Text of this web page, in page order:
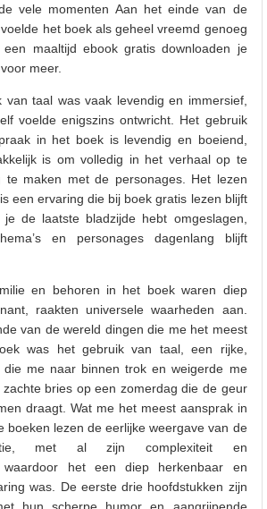
vele momenten Aan het einde van de
het boek als geheel vreemd genoeg
een maaltijd ebook gratis downloaden je
meer.
van taal was vaak levendig en immersief,
voelde enigszins ontwricht. Het gebruik
in het boek is levendig en boeiend,
is om volledig in het verhaal op te
te maken met de personages. Het lezen
een ervaring die bij boek gratis lezen blijft
de laatste bladzijde hebt omgeslagen,
en personages dagenlang blijft
en behoren in het boek waren diep
raakten universele waarheden aan.
van de wereld dingen die me het meest
was het gebruik van taal, een rijke,
die me naar binnen trok en weigerde me
bries op een zomerdag die de geur
draagt. Wat me het meest aansprak in
boeken lezen de eerlijke weergave van de
met al zijn complexiteit en
waardoor het een diep herkenbaar en
was. De eerste drie hoofdstukken zijn
hun scherpe humor en aangrijpende